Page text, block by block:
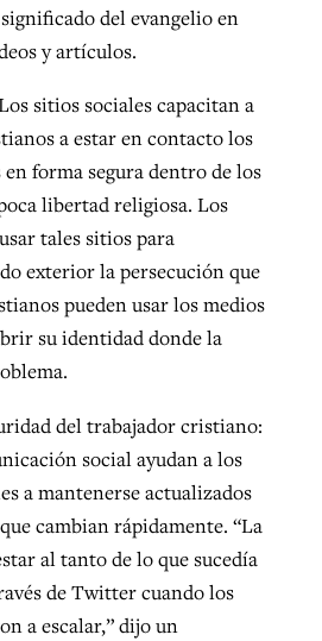
del evangelio en
y artículos.
sitios sociales capacitan a
a estar en contacto los
forma segura dentro de los
libertad religiosa. Los
tales sitios para
exterior la persecución que
pueden usar los medios
su identidad donde la
del trabajador cristiano:
social ayudan a los
a mantenerse actualizados
cambian rápidamente. “La
al tanto de lo que sucedía
de Twitter cuando los
a escalar,” dijo un